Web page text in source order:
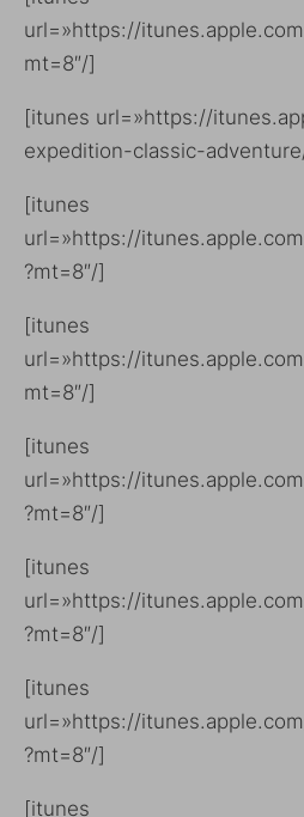
url=»https://
mt=8″/]
[itunes url=»https://
expedition-classic-
[itunes
url=»https://
?mt=8″/]
[itunes
url=»https://
mt=8″/]
[itunes
url=»https://
?mt=8″/]
[itunes
url=»https://
?mt=8″/]
[itunes
url=»https://
?mt=8″/]
[itunes